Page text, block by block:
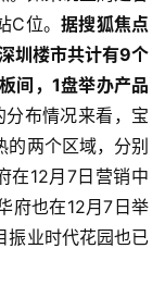
C位。据搜狐焦点
圳楼市共计有9个
间，1盘举办产品
分布情况来看，宝
的两个区域，分别
在12月7日营销中
府也在12月7日举
振业时代花园也已